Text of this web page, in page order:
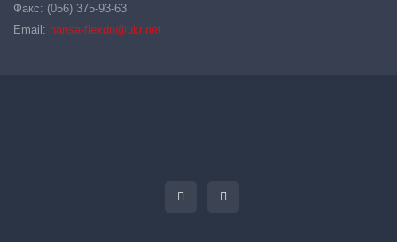
Факс: (056) 375-93-63
Email: hansa-flexdn@ukr.net